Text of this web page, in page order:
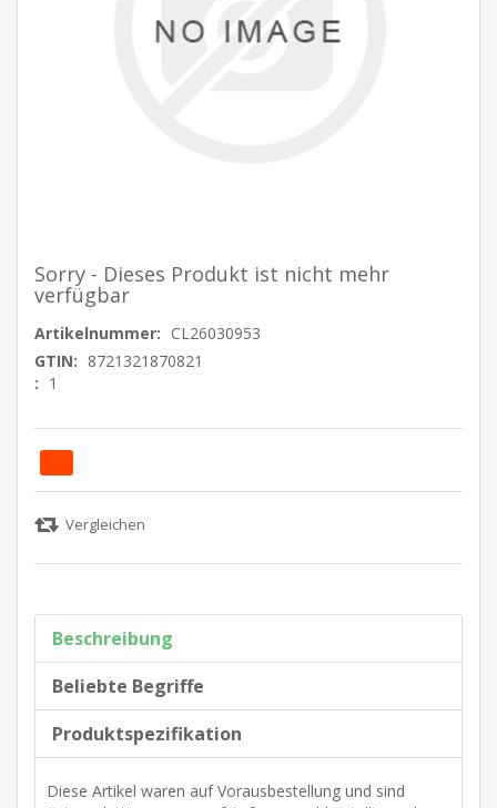
Sorry - Dieses Produkt ist nicht mehr
verfügbar
Artikelnummer: CL26030953
GTIN: 8721321870821
: 1
Beschreibung
Beliebte Begriffe
Produktspezifikation
Diese Artikel waren auf Vorausbestellung und sind